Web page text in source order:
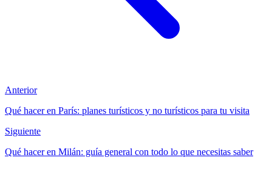
Anterior
Qué hacer en París: planes turísticos y no turísticos para tu visita
Siguiente
Qué hacer en Milán: guía general con todo lo que necesitas saber